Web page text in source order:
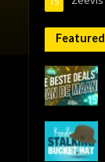
Featured